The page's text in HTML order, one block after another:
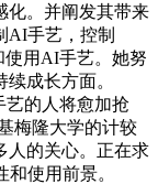
化。并阐发其带来
AI手艺，控制
使用AI手艺。她努
成长方面。
艺的人将愈加抢
梅隆大学的计较
人的关心。正在求
使用前景。